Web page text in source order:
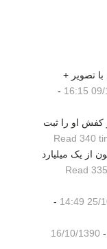
تصویر +
09/
-
کفش او را ثبت
Read 340
از یک میلیارد
Read 335
25/10/
-
16/10/1390